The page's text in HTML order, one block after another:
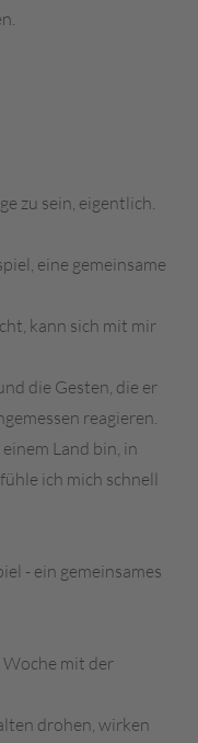
zu sein, eigentlich.
eine gemeinsame
kann sich mit mir
die Gesten, die er
reagieren.
Land bin, in
ich mich schnell
- ein gemeinsames
mit der
drohen, wirken